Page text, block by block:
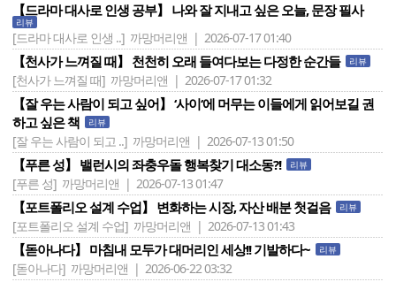
【드라마 대사로 인생 공부】 나와 잘 지내고 싶은 오늘, 문장 필사
리뷰
[드라마 대사로 인생 ..] 까망머리앤 | 2026-07-17 01:40
【천사가 느껴질 때】 천천히 오래 들여다보는 다정한 순간들 리뷰
[천사가 느껴질 때] 까망머리앤 | 2026-07-17 01:32
【잘 우는 사람이 되고 싶어】 ‘사이‘에 머무는 이들에게 읽어보길 권
하고 싶은 책
리뷰
[잘 우는 사람이 되고 ..] 까망머리앤 | 2026-07-13 01:50
【푸른 성】 밸런시의 좌충우돌 행복찾기 대소동?! 리뷰
[푸른 성] 까망머리앤 | 2026-07-13 01:47
【포트폴리오 설계 수업】 변화하는 시장, 자산 배분 첫걸음 리뷰
[포트폴리오 설계 수업] 까망머리앤 | 2026-07-13 01:43
【돋아나다】 마침내 모두가 대머리인 세상!! 기발하다~ 리뷰
[돋아나다] 까망머리앤 | 2026-06-22 03:32